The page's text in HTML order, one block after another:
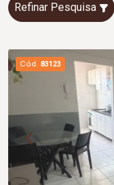
Refinar Pesquisa
Cód. 83123